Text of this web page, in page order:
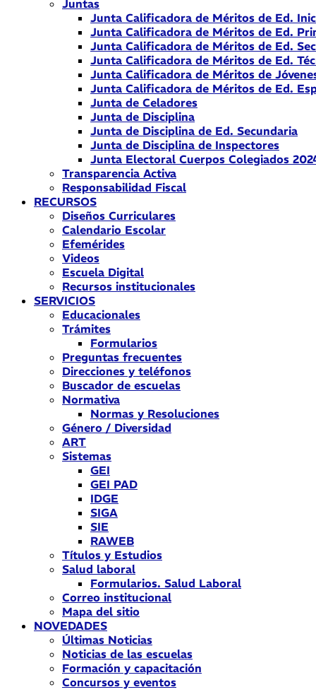
Juntas
Junta Calificadora de Méritos de Ed.
Junta Calificadora de Méritos de Ed.
Junta Calificadora de Méritos de Ed.
Junta Calificadora de Méritos de Ed.
Junta Calificadora de Méritos de
Junta Calificadora de Méritos de Ed.
Junta de Celadores
Junta de Disciplina
Junta de Disciplina de Ed. Secundaria
Junta de Disciplina de Inspectores
Junta Electoral Cuerpos Colegiados
Transparencia Activa
Responsabilidad Fiscal
RECURSOS
Diseños Curriculares
Calendario Escolar
Efemérides
Videos
Escuela Digital
Recursos institucionales
SERVICIOS
Educacionales
Trámites
Formularios
Preguntas frecuentes
Direcciones y teléfonos
Buscador de escuelas
Normativa
Normas y Resoluciones
Género / Diversidad
ART
Sistemas
GEI
GEI PAD
IDGE
SIGA
SIE
RAWEB
Títulos y Estudios
Salud laboral
Formularios. Salud Laboral
Correo institucional
Mapa del sitio
NOVEDADES
Últimas Noticias
Noticias de las escuelas
Formación y capacitación
Concursos y eventos